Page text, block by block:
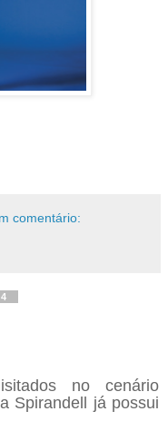
comentário:
no cenário
Spirandell já possui